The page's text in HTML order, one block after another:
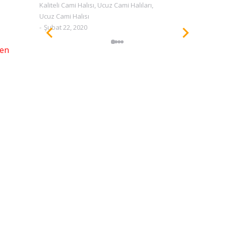
Kaliteli Cami Halısı, Ucuz Cami Halıları,
Ucuz Cami Halısı
Şubat 22, 2020